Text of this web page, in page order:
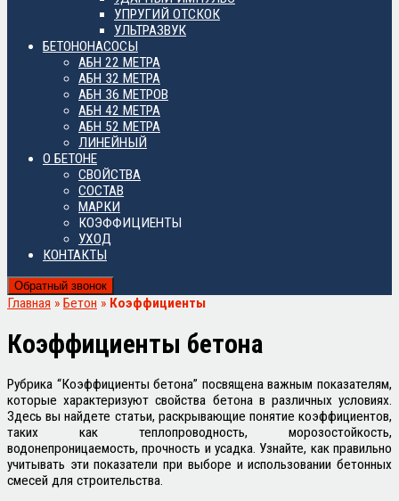
УПРУГИЙ ОТСКОК
УЛЬТРАЗВУК
БЕТОНОНАСОСЫ
АБН 22 МЕТРА
АБН 32 МЕТРА
АБН 36 МЕТРОВ
АБН 42 МЕТРА
АБН 52 МЕТРА
ЛИНЕЙНЫЙ
О БЕТОНЕ
СВОЙСТВА
СОСТАВ
МАРКИ
КОЭФФИЦИЕНТЫ
УХОД
КОНТАКТЫ
Обратный звонок
Главная » Бетон » Коэффициенты
Коэффициенты бетона
Рубрика “Коэффициенты бетона” посвящена важным показателям,
которые характеризуют свойства бетона в различных условиях.
Здесь вы найдете статьи, раскрывающие понятие коэффициентов,
таких как теплопроводность, морозостойкость,
водонепроницаемость, прочность и усадка. Узнайте, как правильно
учитывать эти показатели при выборе и использовании бетонных
смесей для строительства.